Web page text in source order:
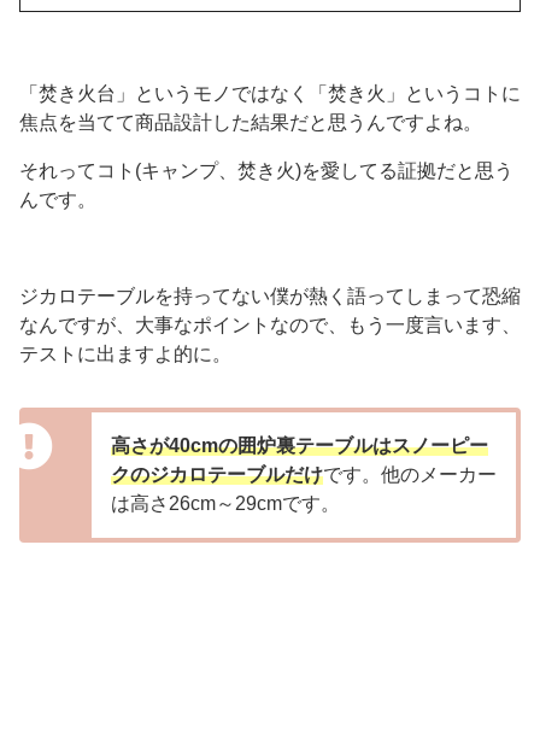
「焚き火台」というモノではなく「焚き火」というコトに
焦点を当てて商品設計した結果だと思うんですよね。
それってコト(キャンプ、焚き火)を愛してる証拠だと思う
んです。
ジカロテーブルを持ってない僕が熱く語ってしまって恐縮
なんですが、大事なポイントなので、もう一度言います、
テストに出ますよ的に。
高さが40cmの囲炉裏テーブルはスノーピー
クのジカロテーブルだけです。他のメーカー
は高さ26cm～29cmです。